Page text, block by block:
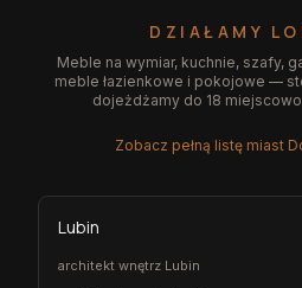
DZIAŁAMY
Meble na wymiar, kuchnie, szafy,
meble łazienkowe i pokojowe —
dojeżdżamy do 18
Zobacz pełną listę miast
Lubin
architekt wnętrz Lubin